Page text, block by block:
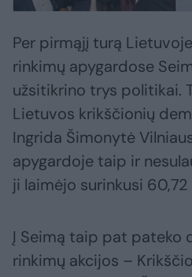
Per pirmąjį turą
rinkimų apygardose
užsitikrino trys politikai.
Lietuvos krikščionių
Ingrida Šimonytė
apygardoje taip ir
ji laimėjo surinkusi
Į Seimą taip pat pateko
rinkimų akcijos –